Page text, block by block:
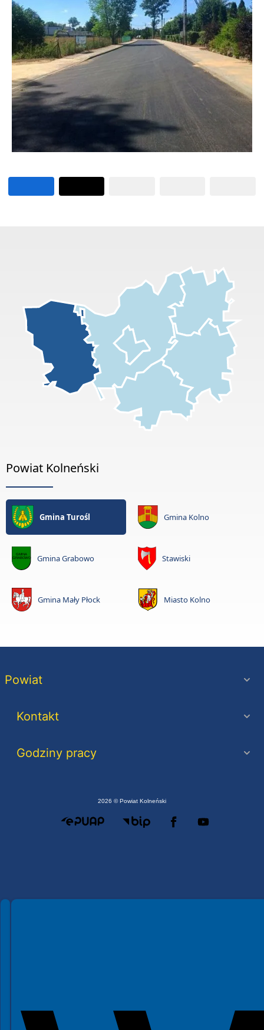
Powiat Kolneński
Gmina Turośl Gmina Kolno
Gmina Grabowo Stawiski
Gmina Mały Płock Miasto Kolno
Powiat
Kontakt
Godziny pracy
2026 © Powiat Kolneński
Spełniamy standardy WCAG 2.2
Spełniamy standardy W3C